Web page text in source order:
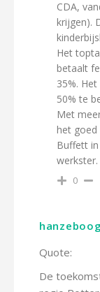
CDA,
krijgen).
Het
betaalt
35%.
50% te
Met
het goed
Buffett
werkster.
0
Quote:
De